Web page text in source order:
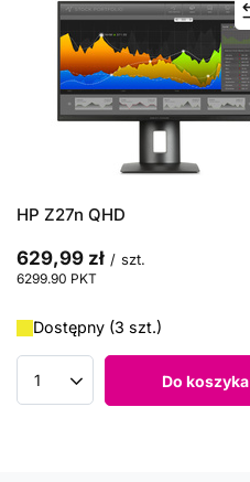
HP Z27n QHD
629,99 zł / szt.
6299.90 PKT
Dostępny (3 szt.)
Ilość produktów Do koszyka